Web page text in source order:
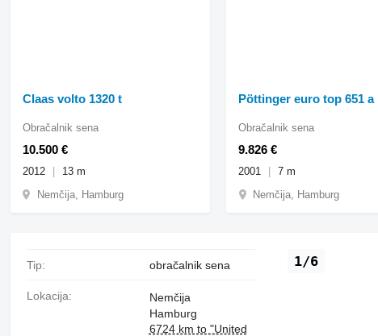
Claas volto 1320 t
10.500 €
Obračalnik sena
2012
13 m
Nemčija, Hamburg
Pöttinger euro top 651 a
9.826 €
Obračalnik sena
2001
7 m
Nemčija, Hamburg
1/6
Tip: obračalnik sena
Lokacija:
Nemčija
Hamburg
6724 km to "United